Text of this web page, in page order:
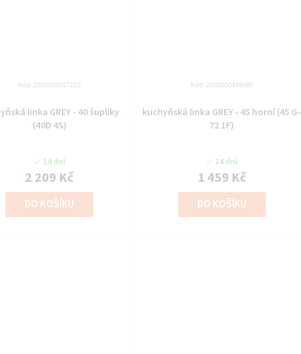
linka GREY - 40 šuplíky
(40D 4S)
14 dní
2 209 Kč
DO KOŠÍKU
Kód: 2000000357225
kuchyňská linka GREY - 45 horní (45 G-
72 1F)
14 dní
1 459 Kč
DO KOŠÍKU
Kód: 2000000448480